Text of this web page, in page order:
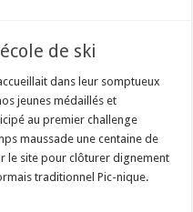
de ski
dans leur somptueux
jeunes médaillés et
au premier challenge
maussade une centaine de
le site pour clôturer dignement
traditionnel Pic-nique.